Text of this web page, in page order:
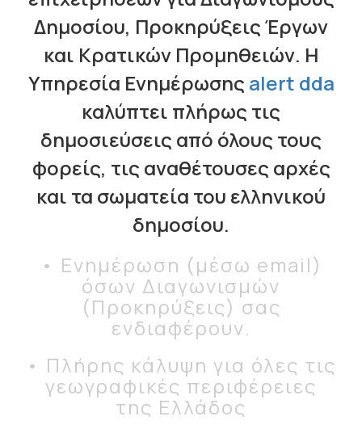
Δηµοσίου, Προκηρύξεις Έργων
και Κρατικών Προµηθειών. Η
Υπηρεσία Ενημέρωσης alert dda
καλύπτει πλήρως τις
δηµοσιεύσεις από όλους τους
φορείς, τις αναθέτουσες αρχές
και τα σωµατεία του ελληνικού
δηµοσίου.
• Ενημέρωση (μέσω email)
όσων Διαγωνισμών
(Προκηρύξεις) σας
ενδιαφέρουν.
• Πλήρης κάλυψη για όλες τις
γεωγραφικές περιφέρειες
της Ελλάδος